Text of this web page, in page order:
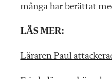
många har berättat
LÄS MER:
Läraren Paul